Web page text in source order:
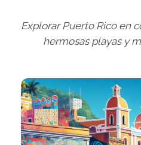
Explorar Puerto Rico en
hermosas playas y